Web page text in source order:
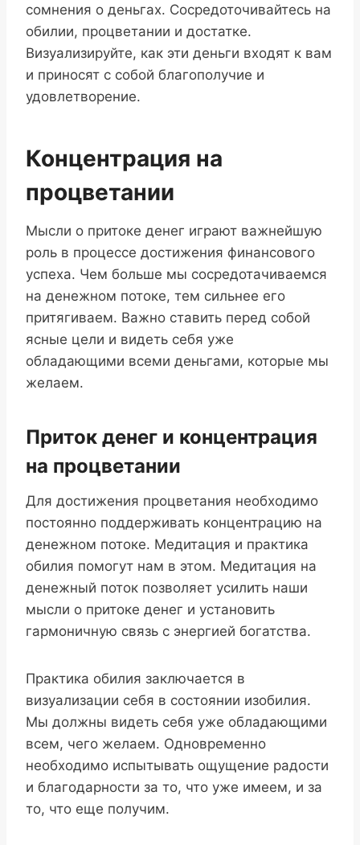
сомнения о деньгах. Сосредоточивайтесь на
обилии, процветании и достатке.
Визуализируйте, как эти деньги входят к вам
и приносят с собой благополучие и
удовлетворение.
Концентрация на
процветании
Мысли о притоке денег играют важнейшую
роль в процессе достижения финансового
успеха. Чем больше мы сосредотачиваемся
на денежном потоке, тем сильнее его
притягиваем. Важно ставить перед собой
ясные цели и видеть себя уже
обладающими всеми деньгами, которые мы
желаем.
Приток денег и концентрация
на процветании
Для достижения процветания необходимо
постоянно поддерживать концентрацию на
денежном потоке. Медитация и практика
обилия помогут нам в этом. Медитация на
денежный поток позволяет усилить наши
мысли о притоке денег и установить
гармоничную связь с энергией богатства.
Практика обилия заключается в
визуализации себя в состоянии изобилия.
Мы должны видеть себя уже обладающими
всем, чего желаем. Одновременно
необходимо испытывать ощущение радости
и благодарности за то, что уже имеем, и за
то, что еще получим.